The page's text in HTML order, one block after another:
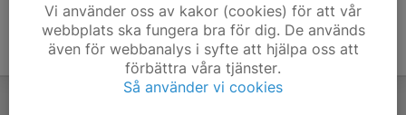
Vi använder oss av kakor (cookies) för att vår
webbplats ska fungera bra för dig. De används
även för webbanalys i syfte att hjälpa oss att
förbättra våra tjänster.
Så använder vi cookies